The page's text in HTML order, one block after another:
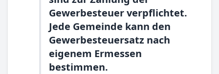
Gewerbesteuer verpflichtet.
Jede Gemeinde kann den
Gewerbesteuersatz nach
eigenem Ermessen
bestimmen.